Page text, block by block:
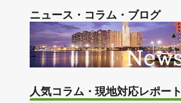
ニュース・コラム・ブログ
人気コラム・現地対応レポート